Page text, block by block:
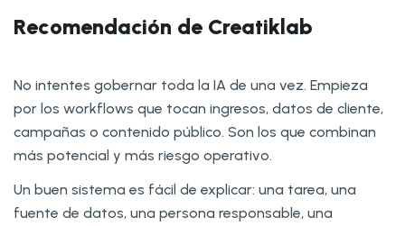
Recomendación de Creatiklab
No intentes gobernar toda la IA de una vez. Empieza
por los workflows que tocan ingresos, datos de cliente,
campañas o contenido público. Son los que combinan
más potencial y más riesgo operativo.
Un buen sistema es fácil de explicar: una tarea, una
fuente de datos, una persona responsable, una